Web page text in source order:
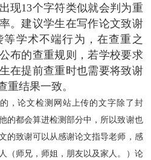
现13个字符类似就会判为重
。建议学生在写作论文致谢
学术不端行为，在查重之
布的查重规则，若学校要求
在提前查重时也需要将致谢
重结果一致。
，论文检测网站上传的文字除了封
的都会算进检测部分中，所以致谢也
的致谢可以从感谢论文指导老师，感
（师兄，师姐，朋友以及家人。）论